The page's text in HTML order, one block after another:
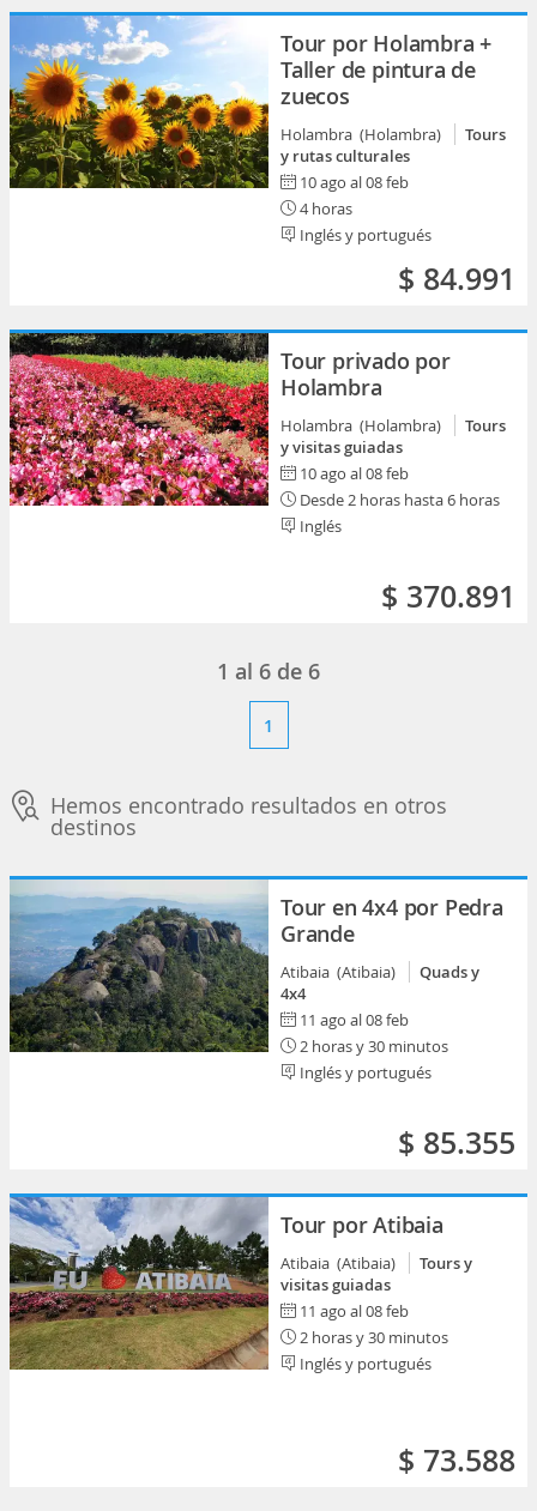
Tour por Holambra +
Taller de pintura de
zuecos
Holambra (Holambra)
Tours
y rutas culturales
10 ago al 08 feb
4 horas
Inglés y portugués
$ 84.991
Tour privado por
Holambra
Holambra (Holambra)
Tours
y visitas guiadas
10 ago al 08 feb
Desde 2 horas hasta 6 horas
Inglés
$ 370.891
1 al 6 de 6
1
Hemos encontrado resultados en otros
destinos
Tour en 4x4 por Pedra
Grande
Atibaia (Atibaia)
Quads y
4x4
11 ago al 08 feb
2 horas y 30 minutos
Inglés y portugués
$ 85.355
Tour por Atibaia
Atibaia (Atibaia)
Tours y
visitas guiadas
11 ago al 08 feb
2 horas y 30 minutos
Inglés y portugués
$ 73.588